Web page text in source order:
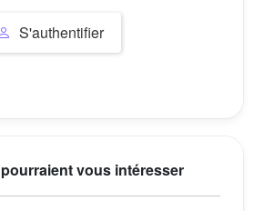
S'authentifier
vous intéresser